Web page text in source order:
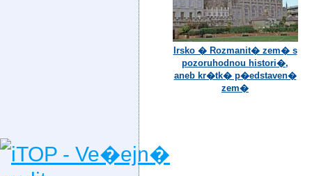
Irsko � Rozmanit� zem� s
pozoruhodnou histori�,
aneb kr�tk� p�edstaven�
zem�